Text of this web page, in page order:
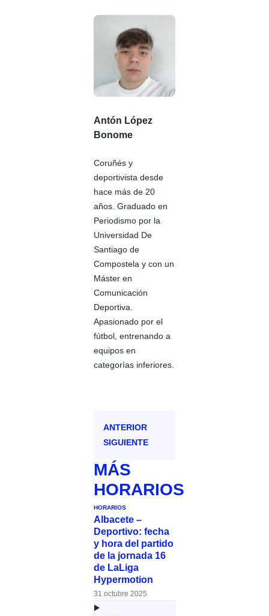
Antón López
Bonome
Coruñés y
deportivista desde
hace más de 20
años. Graduado en
Periodismo por la
Universidad De
Santiago de
Compostela y con un
Máster en
Comunicación
Deportiva.
Apasionado por el
fútbol, entrenando a
equipos en
categorías inferiores.
ANTERIOR
SIGUIENTE
MÁS
HORARIOS
HORARIOS
Albacete –
Deportivo: fecha
y hora del partido
de la jornada 16
de LaLiga
Hypermotion
31 octubre 2025